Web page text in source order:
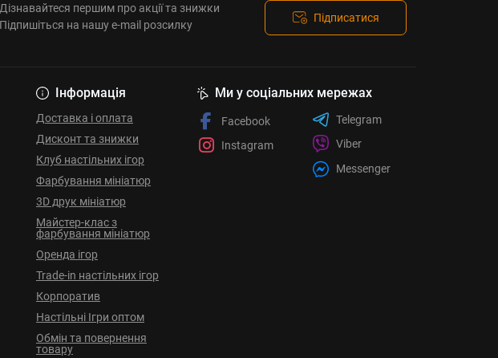
Дізнавайтеся першим про акції та знижки
Підпишіться на нашу e-mail розсилку
Підписатися
Інформація
Доставка і оплата
Дисконт та знижки
Клуб настільних ігор
Фарбування мініатюр
3D друк мініатюр
Майстер-клас з
фарбування мініатюр
Оренда ігор
Trade-in настільних ігор
Корпоратив
Настільні Ігри оптом
Обмін та повернення
товару
Ми у соціальних мережах
Facebook
Instagram
Telegram
Viber
Messenger